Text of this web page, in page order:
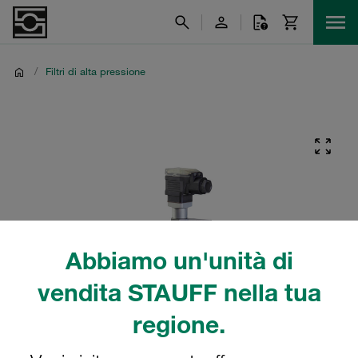
Abbiamo un'unità di
vendita STAUFF nella tua
regione.
/ Filtri di alta pressione